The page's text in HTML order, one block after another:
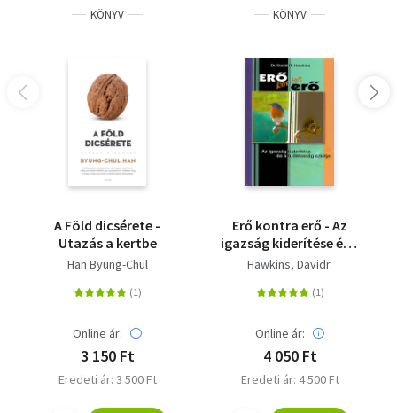
KÖNYV
A Föld dicsérete -
Utazás a kertbe
Han Byung-Chul
Online ár:
3 150 Ft
Eredeti ár: 3 500 Ft
KÖNYV
Erő kontra erő - Az
igazság kiderítése és a
tudatosság szintjei
Hawkins, Davidr.
Online ár:
4 050 Ft
Eredeti ár: 4 500 Ft